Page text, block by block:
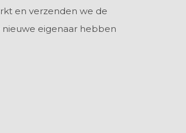
en verzenden we de
eigenaar hebben